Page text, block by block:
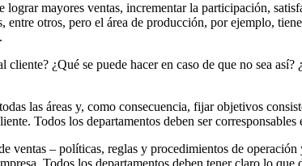
mayores ventas, incrementar la participación,
otros, pero el área de producción, por ejemplo,
¿Qué se puede hacer en caso de que no sea
las áreas y, como consecuencia, fijar objetivos
Todos los departamentos deben ser corresponsables
ventas – políticas, reglas y procedimientos de